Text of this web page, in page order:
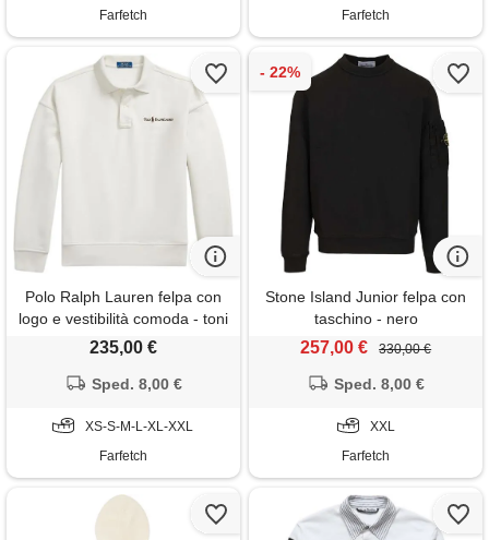
Farfetch
Farfetch
Polo Ralph Lauren felpa con
logo e vestibilità comoda - toni
neutri
235,00 €
Sped. 8,00 €
XS-S-M-L-XL-XXL
Farfetch
Stone Island Junior felpa con
taschino - nero
257,00 € 330,00 €
Sped. 8,00 €
XXL
Farfetch